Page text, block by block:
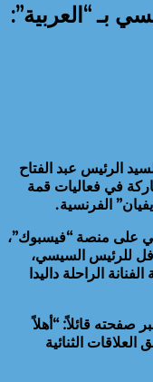
بـ “العربية”:
الرئيس عبد الفتاح
في فعاليات قمة
على منصة “فيسبوك”،
للرئيس السيسي،
الراحلة داليدا
صفحته قائلاً: “أهلاً
الثنائية